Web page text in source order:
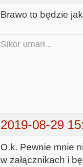
Brawo to będzie
Sikor umarł...
2019-08-29
O.k. Pewnie mnie
w załącznikach i